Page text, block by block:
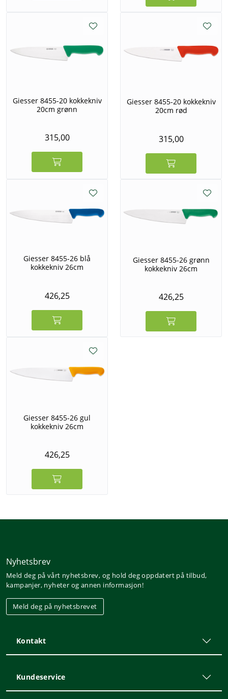
Giesser 8455-20 kokkekniv
20cm grønn
315,00
Giesser 8455-20 kokkekniv
20cm rød
315,00
Giesser 8455-26 blå
kokkekniv 26cm
426,25
Giesser 8455-26 grønn
kokkekniv 26cm
426,25
Giesser 8455-26 gul
kokkekniv 26cm
426,25
Nyhetsbrev
Meld deg på vårt nyhetsbrev, og hold deg oppdatert på tilbud,
kampanjer, nyheter og annen informasjon!
Meld deg på nyhetsbrevet
Kontakt
Kundeservice